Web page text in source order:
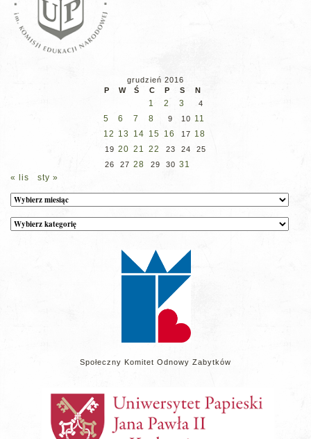
grudzień 2016
P
W Ś C P S N
1 2 3 4
5 6 7 8 9 10 11
12 13 14 15 16 17 18
19 20 21 22 23 24
25
26
27 28 29 30 31
« lis
sty »
Archiwum
Kategorie
wpisów
Społeczny Komitet Odnowy Zabytków